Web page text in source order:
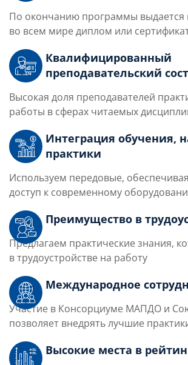
По окончанию программы выдается
во всем мире диплом или
Квалифицированный
преподавательский
Высокая доля преподавателей
работы в сферах читаемых
Интеграция обучения,
практики
Используем передовые,
доступ к современному
Преимущество в
Предлагаем практические знания,
в трудоустройстве на работу
Международное
Участие в Консорциуме МАПДО и
позволяет внедрять лучшие
Высокие места в